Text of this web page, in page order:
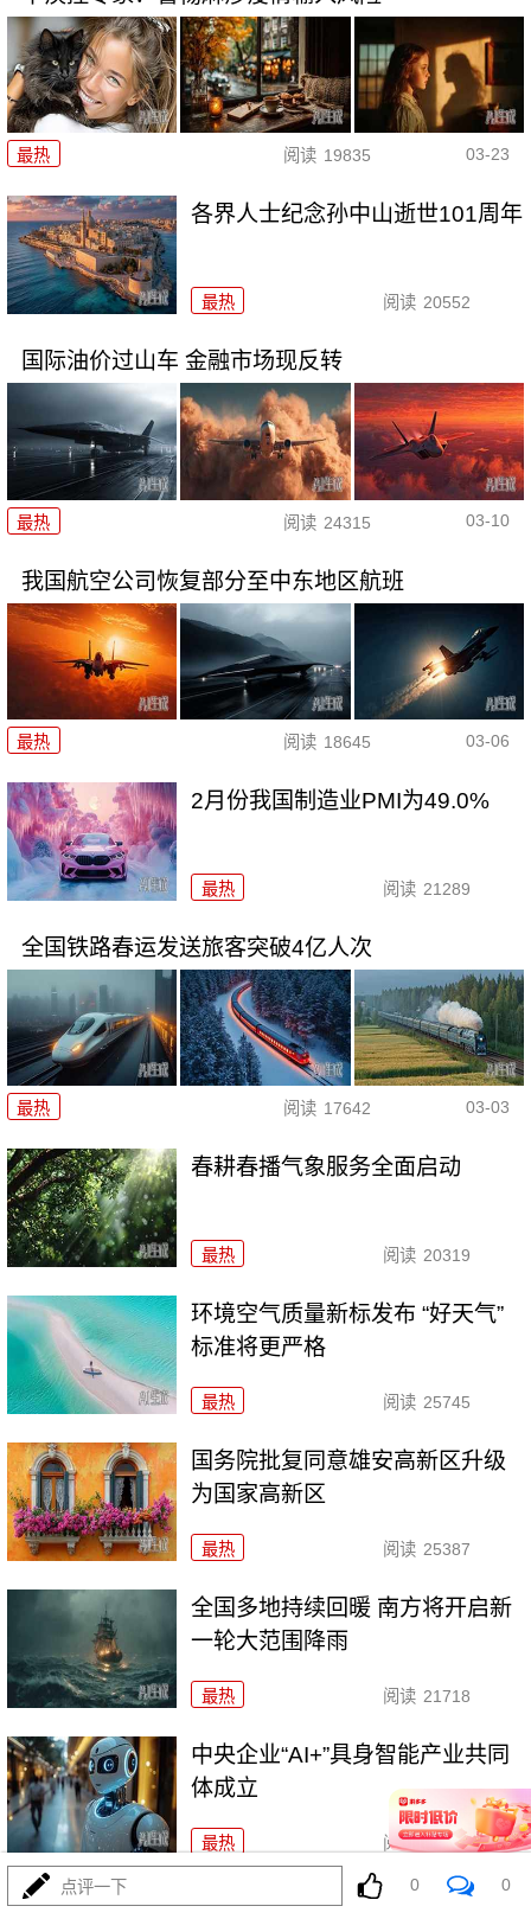
最热 阅读 19835 03-23
各界人士纪念孙中山逝世101周年
最热 阅读 20552
国际油价过山车 金融市场现反转
最热 阅读 24315 03-10
我国航空公司恢复部分至中东地区航班
最热 阅读 18645 03-06
2月份我国制造业PMI为49.0%
最热 阅读 21289
全国铁路春运发送旅客突破4亿人次
最热 阅读 17642 03-03
春耕春播气象服务全面启动
最热 阅读 20319
环境空气质量新标发布 “好天气”
标准将更严格
最热 阅读 25745
国务院批复同意雄安高新区升级
为国家高新区
最热 阅读 25387
全国多地持续回暖 南方将开启新
一轮大范围降雨
最热 阅读 21718
中央企业“AI+”具身智能产业共同
体成立
最热 阅读 25524
最高检：持续深化检校合作育人
点评一下 0 0